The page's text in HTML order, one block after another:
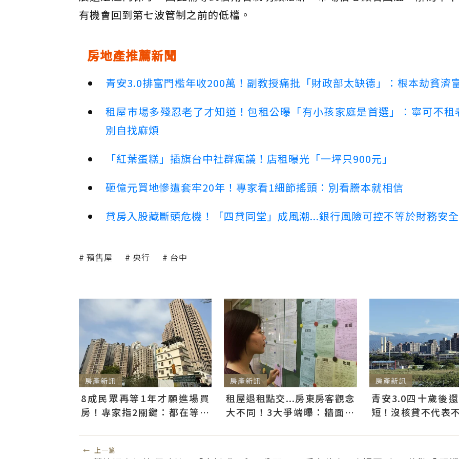
有機會回到第七波管制之前的低檔。
房地產推薦新聞
青安3.0排富門檻年收200萬！副教授痛批「財政部太缺德」：根本劫貧濟
租屋市場多殘忍老了才知道！包租公曝「有小孩家庭是首選」：寧可不租
別自找麻煩
「紅葉蛋糕」插旗台中社群瘋議！店租曝光「一坪只900元」
砸億元買地慘遭套牢20年！專家看1細節搖頭：別看謄本就相信
貸房入股藏斷頭危機！「四貸同堂」成風潮...銀行風險可控不等於財務安全
預售屋 央行 台中
房產新訊
8成民眾再等1年才願進場買
房！專家指2關鍵：都在等大
房產新訊
租屋退租點交...房東房客觀念
大不同！3大爭端曝：牆面油
房產新訊
青安3.0四十歲後
短！沒核貸不代表
← 上一篇